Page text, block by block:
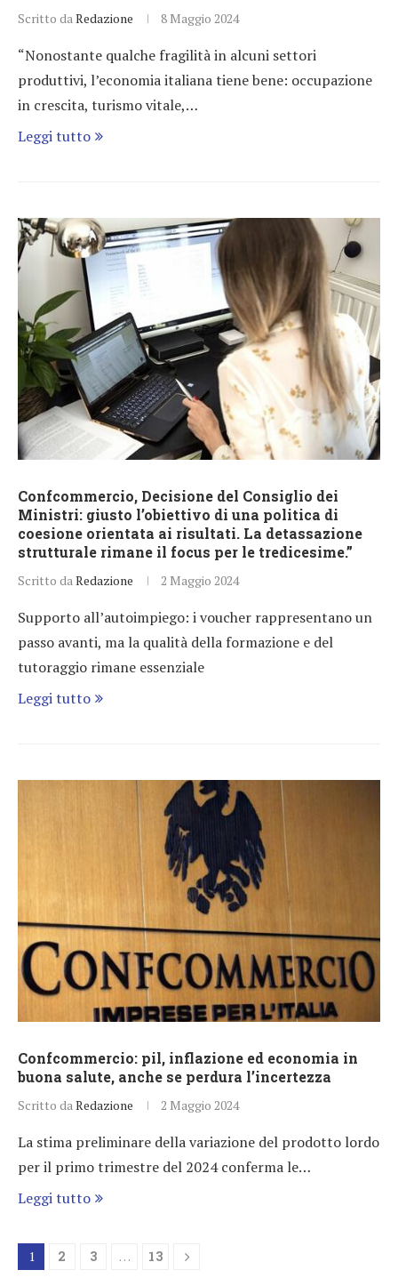
Scritto da Redazione 8 Maggio 2024
“Nonostante qualche fragilità in alcuni settori
produttivi, l’economia italiana tiene bene: occupazione
in crescita, turismo vitale,…
Leggi tutto
Confcommercio, Decisione del Consiglio dei
Ministri: giusto l’obiettivo di una politica di
coesione orientata ai risultati. La detassazione
strutturale rimane il focus per le tredicesime.”
Scritto da Redazione 2 Maggio 2024
Supporto all’autoimpiego: i voucher rappresentano un
passo avanti, ma la qualità della formazione e del
tutoraggio rimane essenziale
Leggi tutto
Confcommercio: pil, inflazione ed economia in
buona salute, anche se perdura l’incertezza
Scritto da Redazione 2 Maggio 2024
La stima preliminare della variazione del prodotto lordo
per il primo trimestre del 2024 conferma le…
Leggi tutto
1 2 3 … 13